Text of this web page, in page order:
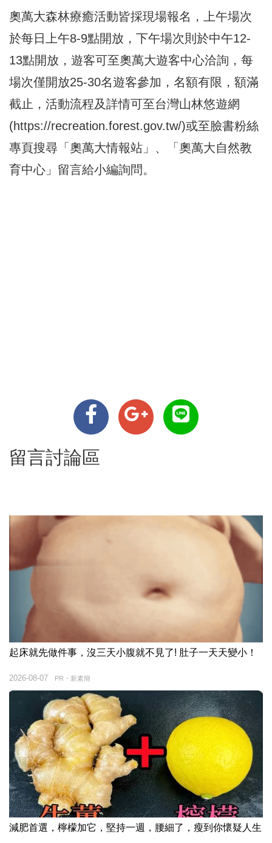
奧萬大森林療癒活動皆採現場報名，上午場次
於每日上午8-9點開放，下午場次則於中午12-
13點開放，遊客可至奧萬大遊客中心洽詢，每
場次僅開放25-30名遊客參加，名額有限，額滿
截止，活動流程及詳情可至台灣山林悠遊網
(https://recreation.forest.gov.tw/)或至臉書粉絲
專頁搜尋「奧萬大情報站」、「奧萬大自然教
育中心」留言給小編詢問。
留言討論區
起床就先做件事，沒三天小腹就不見了! 肚子一天天變小！
PR・新素簡
2026-08-07
減肥首選，檸檬加它，堅持一週，腰細了，瘦到你懷疑人生